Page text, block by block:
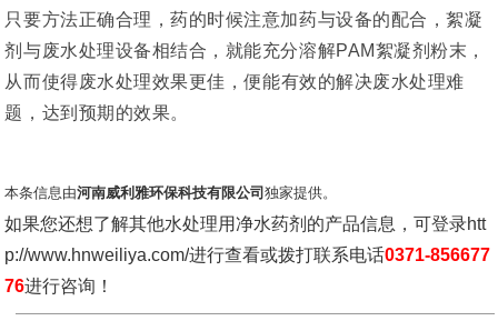
只要方法正确合理，药的时候注意加药与设备的配合，絮凝
剂与废水处理设备相结合，就能充分溶解PAM絮凝剂粉末 ，
从而使得废水处理效果更佳 ，便能有效的解决废水处理难
题，达到预期的效果。
本条信息由河南威利雅环保科技有限公司独家提供。
如果您还想了解其他水处理用净水药剂的产品信息，可登录htt
p://www.hnweiliya.com/进行查看或拨打联系电话0371-856677
76进行咨询！